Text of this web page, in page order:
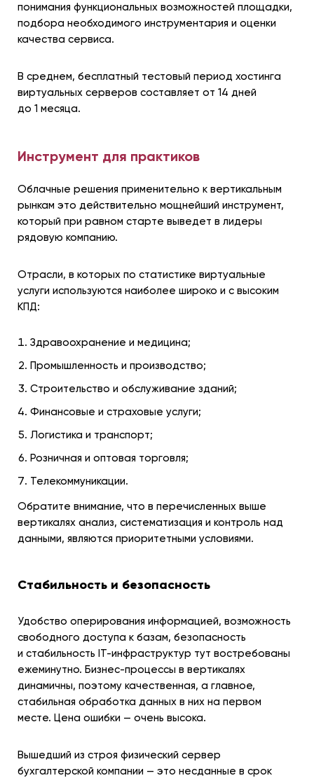
понимания функциональных возможностей площадки,
подбора необходимого инструментария и оценки
качества сервиса.
В среднем, бесплатный тестовый период хостинга
виртуальных серверов составляет от 14 дней
до 1 месяца.
Инструмент для практиков
Облачные решения применительно к вертикальным
рынкам это действительно мощнейший инструмент,
который при равном старте выведет в лидеры
рядовую компанию.
Отрасли, в которых по статистике виртуальные
услуги используются наиболее широко и с высоким
КПД:
Здравоохранение и медицина;
Промышленность и производство;
Строительство и обслуживание зданий;
Финансовые и страховые услуги;
Логистика и транспорт;
Розничная и оптовая торговля;
Телекоммуникации.
Обратите внимание, что в перечисленных выше
вертикалях анализ, систематизация и контроль над
данными, являются приоритетными условиями.
Стабильность и безопасность
Удобство оперирования информацией, возможность
свободного доступа к базам, безопасность
и стабильность IT-инфраструктур тут востребованы
ежеминутно. Бизнес-процессы в вертикалях
динамичны, поэтому качественная, а главное,
стабильная обработка данных в них на первом
месте. Цена ошибки — очень высока.
Вышедший из строя физический сервер
бухгалтерской компании — это несданные в срок